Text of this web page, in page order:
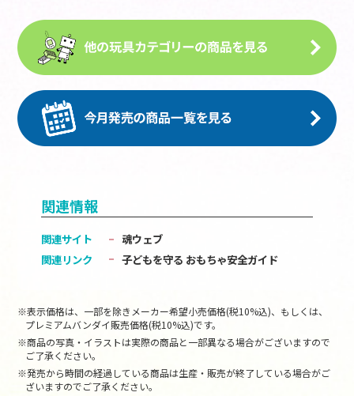
関連情報
関連サイト
魂ウェブ
関連リンク
子どもを守る おもちゃ安全ガイド
※表示価格は、一部を除きメーカー希望小売価格(税10%込)、もしくは、
プレミアムバンダイ販売価格(税10%込)です。
※商品の写真・イラストは実際の商品と一部異なる場合がございますので
ご了承ください。
※発売から時間の経過している商品は生産・販売が終了している場合がご
ざいますのでご了承ください。